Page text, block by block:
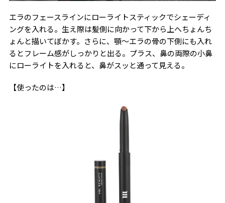
エラのフェースラインにローライトスティックでシェーディ
ングを入れる。生え際は髪側に向かって下から上へちょんち
ょんと描いてぼかす。さらに、顎〜エラの骨の下側にも入れ
るとフレーム感がしっかりと出る。プラス、 鼻の両際の小鼻
にローライトを入れると、鼻がスッと通って見える。
【使ったのは…】